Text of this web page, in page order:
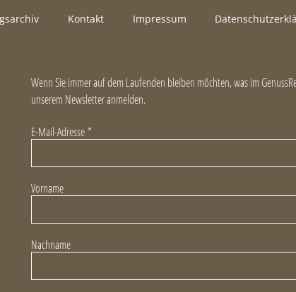
Kontakt Impressum
Wenn Sie immer auf dem Laufenden bleiben möchten, was im
unserem Newsletter anmelden.
E-Mail-Adresse *
Vorname
Nachname